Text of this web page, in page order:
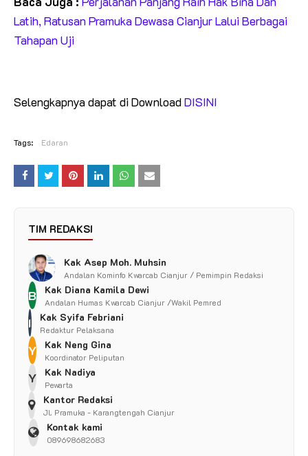
Latih, Ratusan Pramuka Dewasa Cianjur Lalui Berbagai
Tahapan Uji
Selengkapnya dapat di DownloadDISINI
Tags: Edaran
TIM REDAKSI
Kak Asep Moh. Muhsin
Andalan Kominfo Kwarcab Cianjur / Pemimpin Redaksi
B Kak Diana Kamila Dewi
Andalan Humas Kwarcab Cianjur /Wakil Pemred
I Kak Syifa Febriani
Redaktur Pelaksana
Y Kak Neng Gina
Koordinator Peliputan
Y Kak Nadiya
Pewarta
Kantor Redaksi
Jl. Pramuka - Karangtengah Cianjur
Kontak kami
089698682683